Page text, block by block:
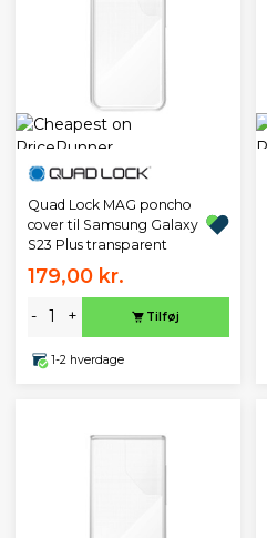
Quad Lock MAG poncho
cover til Samsung Galaxy
S23 Plus transparent
179,00 kr.
- + Tilføj
1-2 hverdage